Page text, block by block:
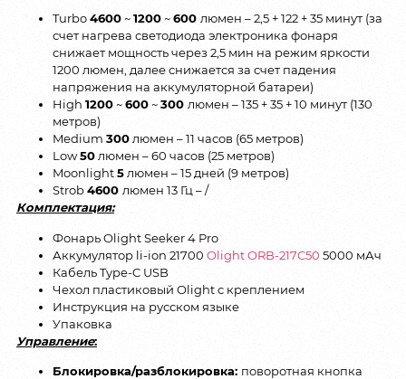
Turbo4600~1200~600 люмен – 2,5 + 122 + 35 минут (за
счет нагрева светодиода электроника фонаря
снижает мощность через 2,5 мин на режим яркости
1200 люмен, далее снижается за счет падения
напряжения на аккумуляторной батареи)
High 1200~600~300 люмен – 135 + 35 + 10 минут (130
метров)
Medium 300 люмен – 11 часов (65 метров)
Low50 люмен – 60 часов (25 метров)
Moonlight5 люмен – 15 дней (9 метров)
Strob4600 люмен 13 Гц – /
Комплектация:
Фонарь Olight Seeker 4 Pro
Аккумулятор li-ion 21700 Olight ORB-217C50 5000 мАч
Кабель Type-C USB
Чехол пластиковый Olight с креплением
Инструкция на русском языке
Упаковка
Управление:
Блокировка/разблокировка: поворотная кнопка